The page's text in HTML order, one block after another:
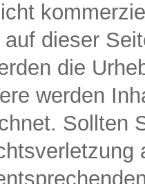
dieser
die
werden
Sollten